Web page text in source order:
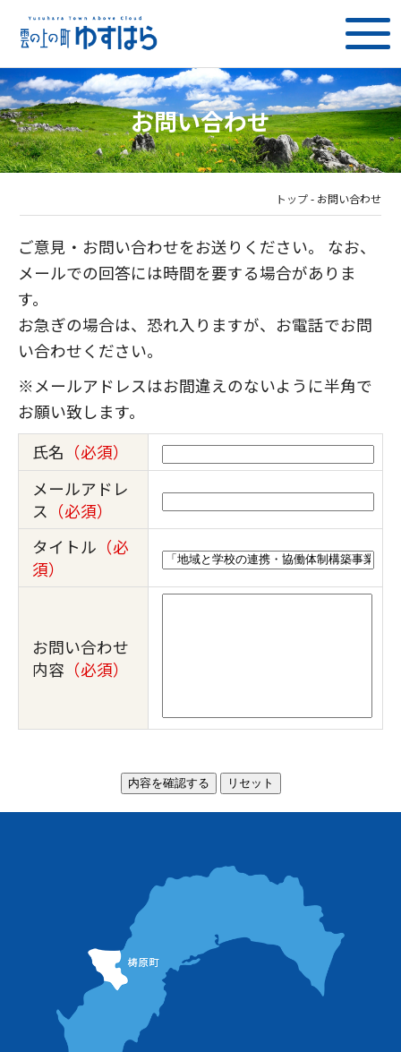
お問い合わせ
トップ - お問い合わせ
ご意見・お問い合わせをお送りください。 なお、
メールでの回答には時間を要する場合がありま
す。
お急ぎの場合は、恐れ入りますが、お電話でお問
い合わせください。
※メールアドレスはお間違えのないように半角で
お願い致します。
氏名 （必須）
メールアドレ
ス （必須）
タイトル （必
須）
お問い合わせ
内容 （必須）